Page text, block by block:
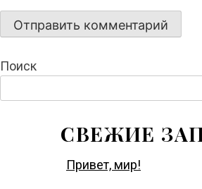
Поиск
СВЕЖИЕ
Привет, мир!